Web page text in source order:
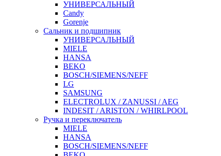
УНИВЕРСАЛЬНЫЙ
Candy
Gorenje
Сальник и подшипник
УНИВЕРСАЛЬНЫЙ
MIELE
HANSA
BEKO
BOSCH/SIEMENS/NEFF
LG
SAMSUNG
ELECTROLUX / ZANUSSI / AEG
INDESIT / ARISTON / WHIRLPOOL
Ручка и переключатель
MIELE
HANSA
BOSCH/SIEMENS/NEFF